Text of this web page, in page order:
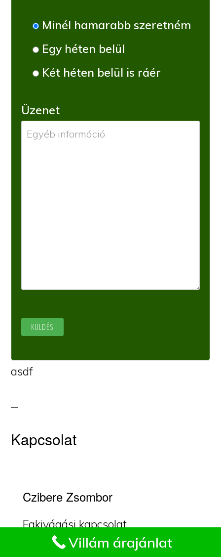
Minél hamarabb szeretném
Egy héten belül
Két héten belül is ráér
Üzenet
asdf
Kapcsolat
Czibere Zsombor
Fakivágási kapcsolat
Mártonhegyen.Villám árajánlat